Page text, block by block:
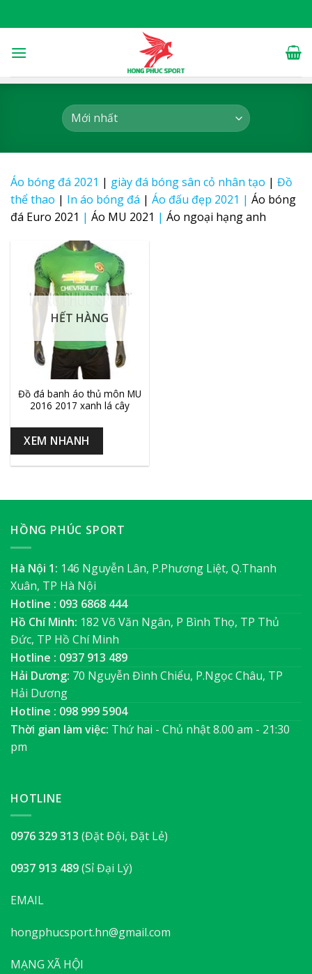
to
Áo bóng đá 2021 | giày đá bóng sân cỏ nhân tạo | Đồ
thể thao | In áo bóng đá | Áo đấu đẹp 2021 | Áo bóng
đá Euro 2021 | Áo MU 2021 | Áo ngoại hạng anh
HẾT HÀNG
Đồ đá banh áo thủ môn MU
2016 2017 xanh lá cây
XEM NHANH
HỒNG PHÚC SPORT
Hà Nội 1: 146 Nguyễn Lân, P.Phương Liệt, Q.Thanh
Xuân, TP Hà Nội
Hotline : 093 6868 444
Hồ Chí Minh: 182 Võ Văn Ngân, P Bình Thọ, TP Thủ
Đức, TP Hồ Chí Minh
Hotline : 0937 913 489
Hải Dương: 70 Nguyễn Đình Chiểu, P.Ngọc Châu, TP
Hải Dương
Hotline : 098 999 5904
Thời gian làm việc: Thứ hai - Chủ nhật 8.00 am - 21:30
pm
HOTLINE
0976 329 313 (Đặt Đội, Đặt Lẻ)
0937 913 489(Sỉ Đại Lý)
EMAIL
hongphucsport.hn@gmail.com
MẠNG XÃ HỘI